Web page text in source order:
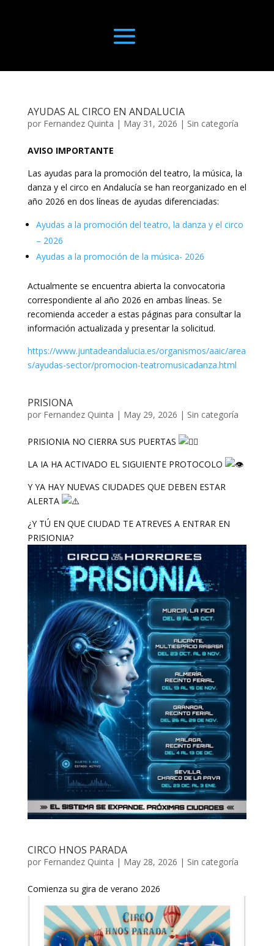
AYUDAS AL CIRCO EN ANDALUCIA
por Fernandez Quinta | May 31, 2026 | Sin categoría
AVISO IMPORTANTE
Las ayudas para la promoción del teatro, la música, la
danza y el circo en Andalucía se han reorganizado en el
año 2026 en dos líneas de ayudas diferenciadas:
Ayudas a la promoción del teatro, la danza y el circo
– 2026
Ayudas a la promoción de la música- 2026
Actualmente se encuentra abierta la convocatoria
correspondiente al año 2026 en ambas líneas. Se
recomienda acceder a estas páginas para consultar la
información actualizada y presentar la solicitud.
https://www.juntadeandalucia.es/organismos/aaic/area
s/ayudas-sector/promocion-teatromusicadanza.html
PRISIONA
por Fernandez Quinta | May 29, 2026 | Sin categoría
PRISIONIA NO CIERRA SUS PUERTAS
LA IA HA ACTIVADO EL SIGUIENTE PROTOCOLO
Y YA HAY NUEVAS CIUDADES QUE DEBEN ESTAR
ALERTA
¿Y TÚ EN QUE CIUDAD TE ATREVES A ENTRAR EN
PRISIONIA?
CIRCO HNOS PARADA
por Fernandez Quinta | May 28, 2026 | Sin categoría
Comienza su gira de verano 2026